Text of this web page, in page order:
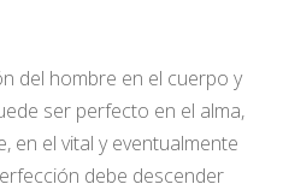
del hombre en el cuerpo y
ser perfecto en el alma,
en el vital y eventualmente
debe descender